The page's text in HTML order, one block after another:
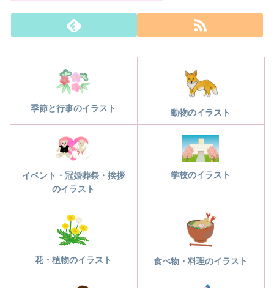
季節と行事のイラスト 動物のイラスト
イベント・冠婚葬祭・挨拶
のイラスト
学校のイラスト
花・植物のイラスト 食べ物・料理のイラスト